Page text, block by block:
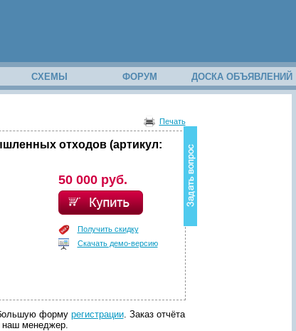
СХЕМЫ ФОРУМ ДОСКА ОБЪЯВЛЕНИЙ
о
з
с
п
о
с
о
д
е
р
Печать
отходов (артикул:
50 000 руб.
Получить скидку
Скачать демо-версию
форму регистрации. Заказ отчёта
наш менеджер.